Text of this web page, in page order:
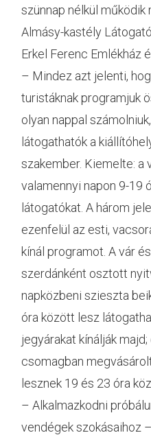
szünnap nélkül működik
Almásy-kastély
Erkel Ferenc Emlékház
– Mindez azt jelenti,
turistáknak programjuk
olyan nappal
látogathatók a
szakember. Kiemelte: a
valamennyi napon 9-19
látogatókat. A három
ezenfelül az esti,
kínál programot. A vár
szerdánként osztott
napközbeni szieszta
óra között lesz
jegyárakat kínálják
csomagban
lesznek 19 és 23 óra
– Alkalmazkodni
vendégek szokásaihoz